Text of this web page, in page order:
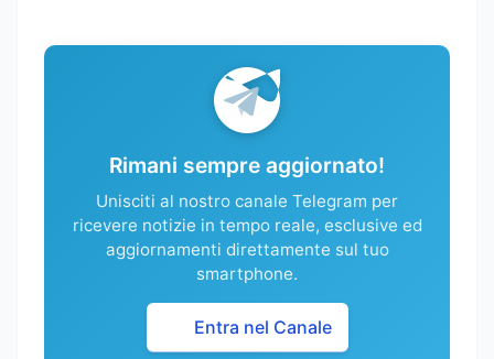
Rimani sempre aggiornato!
Unisciti al nostro canale Telegram per
ricevere notizie in tempo reale, esclusive ed
aggiornamenti direttamente sul tuo
smartphone.
Entra nel Canale